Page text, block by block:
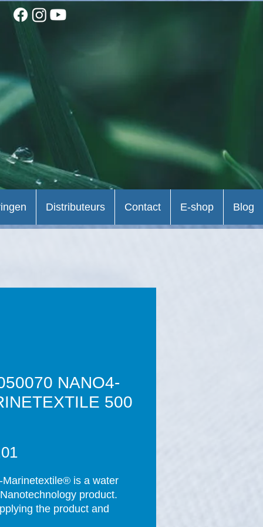
NANO4-
500
Prijs
Marinetextile® is a water
product.
the product and
Distributeurs Contact E-shop Blog